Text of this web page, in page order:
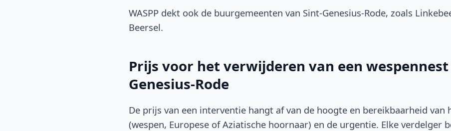
WASPP dekt ook de buurgemeenten van Sint-Genesius-Rode, zoals
Beersel.
Prijs voor het verwijderen van een
Genesius-Rode
De prijs van een interventie hangt af van de hoogte en bereikbaarheid van
(wespen, Europese of Aziatische hoornaar) en de urgentie. Elke verdelger